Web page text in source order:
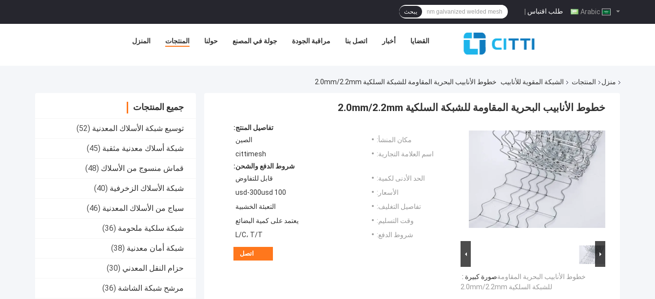
طلب اقتباس | يبحث
المنزل المنتجات حولنا جولة في المصنع مراقبة الجودة اتصل بنا أخبار القضايا
منزل المنتجات الشبكة المقوية للأنابيب خطوط الأنابيب البحرية المقاومة للشبكة السلكية 2.0mm/2.2mm
جميع المنتجات
توسيع شبكة الأسلاك المعدنية (52)
شبكة أسلاك معدنية مثقبة (45)
قماش منسوج من الأسلاك (48)
شبكة الأسلاك الزخرفية (40)
سياج من الأسلاك المعدنية (46)
شبكة سلكية ملحومة (36)
شبكة أمان معدنية (38)
حزام النقل المعدني (30)
مرشح شبكة الشاشة (36)
خطوط الأنابيب البحرية المقاومة للشبكة السلكية 2.0mm/2.2mm
صورة كبيرة :خطوط الأنابيب البحرية المقاومة
للشبكة السلكية 2.0mm/2.2mm
تفاصيل المنتج:
مكان المنشأ:
الصين
اسم العلامة التجارية:
cittimesh
شروط الدفع والشحن:
الحد الأدنى لكمية:
قابل للتفاوض
الأسعار:
100 usd-300usd
تفاصيل التغليف:
التعبئة الخشبية
وقت التسليم:
يعتمد على كمية البضائع
شروط الدفع:
L/C، T/T
اتصل